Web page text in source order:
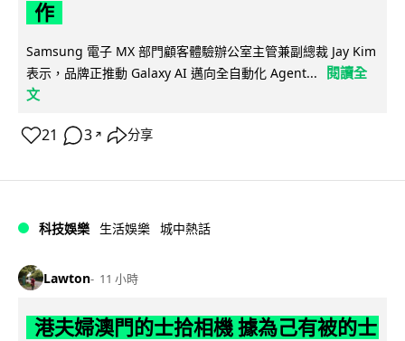
作
Samsung 電子 MX 部門顧客體驗辦公室主管兼副總裁 Jay Kim
表示，品牌正推動 Galaxy AI 邁向全自動化 Agent...
閱讀全
文
21 3 ↗ 分享
科技娛樂 生活娛樂 城中熱話
Lawton 11 小時
港夫婦澳門的士拾相機 據為己有被的士